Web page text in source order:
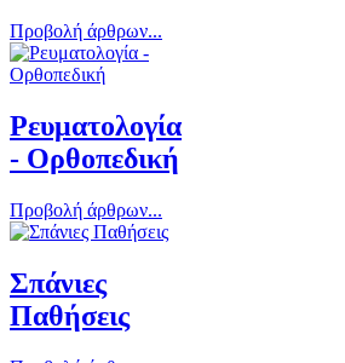
Προβολή άρθρων...
Ρευματολογία
- Ορθοπεδική
Προβολή άρθρων...
Σπάνιες
Παθήσεις